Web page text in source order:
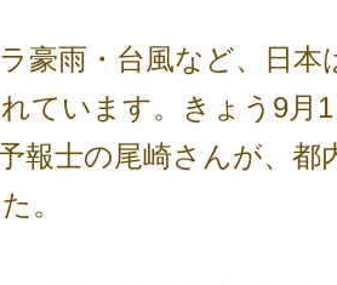
豪雨・台風など、日本
ています。きょう9月
報士の尾崎さんが、都
。